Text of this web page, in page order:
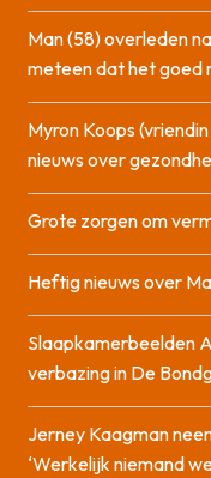
Man (58) overleden
meteen dat het goed
Myron Koops
nieuws over
Grote zorgen om
Heftig nieuws over
Slaapkamerbeelden
verbazing in De
Jerney Kaagman
‘Werkelijk niemand